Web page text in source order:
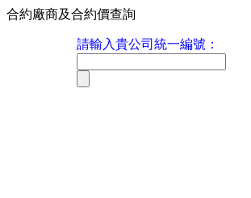
合約廠商及合約價查詢
請輸入貴公司統一編號：